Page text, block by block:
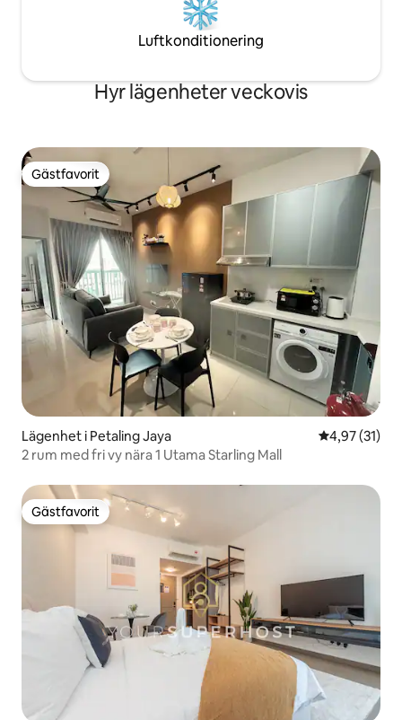
Luftkonditionering
Hyr lägenheter veckovis
Gästfavorit
Gästfavorit
Lägenhet i Petaling Jaya 4,97 av 5 i
4,97 (31)
2 rum med fri vy nära 1 Utama Starling Mall
Gästfavorit
Gästfavorit